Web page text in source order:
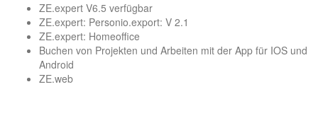
ZE.expert V6.5 verfügbar
ZE.expert: Personio.export: V 2.1
ZE.expert: Homeoffice
Buchen von Projekten und Arbeiten mit der App für IOS und
Android
ZE.web